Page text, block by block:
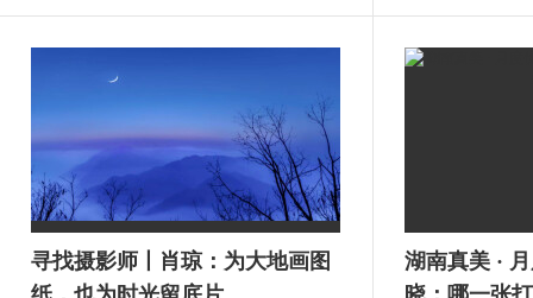
寻找摄影师丨肖琼：为大地画图
湖南真美 ·